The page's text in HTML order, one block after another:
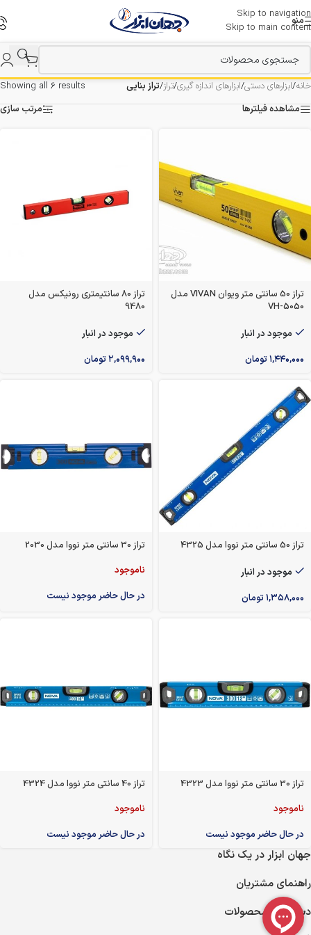
Skip to navigation
Skip to main content
منو
خانه/ابزارهای دستی/ابزارهای اندازه گیری/تراز/تراز بنایی
Showing all 6 results
مشاهده فیلترها
مرتب سازی
تراز 50 سانتی متر ویوان VIVAN مدل
VH-5050
موجود در انبار
۱,۴۴۰,۰۰۰تومان
تراز 80 سانتیمتری رونیکس مدل
9480
موجود در انبار
۲,۰۹۹,۹۰۰تومان
تراز 50 سانتی متر نووا مدل 4325
موجود در انبار
۱,۳۵۸,۰۰۰تومان
تراز 30 سانتی متر نووا مدل 2030
ناموجود
در حال حاضر موجود نیست
تراز 30 سانتی متر نووا مدل 4323
ناموجود
در حال حاضر موجود نیست
تراز 40 سانتی متر نووا مدل 4324
ناموجود
در حال حاضر موجود نیست
جهان ابزار در یک نگاه
راهنمای مشتریان
دسته‌های محصولات